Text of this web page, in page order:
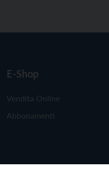
E-Shop
Vendita Online
Abbonamenti